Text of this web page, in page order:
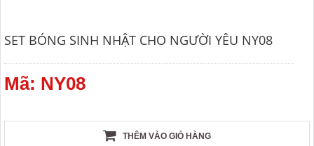
SET BÓNG SINH NHẬT CHO NGƯỜI YÊU NY08
Mã: NY08
THÊM VÀO GIỎ HÀNG